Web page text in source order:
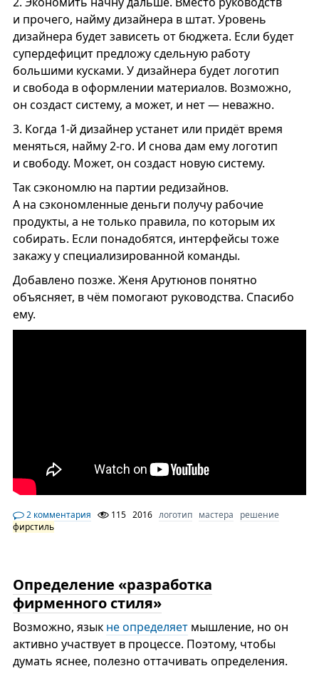
и прочего, найму дизайнера в штат. Уровень
дизайнера будет зависеть от бюджета. Если будет
супердефицит предложу сдельную работу
большими кусками. У дизайнера будет логотип
и свобода в оформлении материалов. Возможно,
он создаст систему, а может, и нет — неважно.
3. Когда 1-й дизайнер устанет или придёт время
меняться, найму 2-го. И снова дам ему логотип
и свободу. Может, он создаст новую систему.
Так сэкономлю на партии редизайнов.
А на сэкономленные деньги получу рабочие
продукты, а не только правила, по которым их
собирать. Если понадобятся, интерфейсы тоже
закажу у специализированной команды.
Добавлено позже. Женя Арутюнов понятно
объясняет, в чём помогают руководства. Спасибо
ему.
2 комментария 115 2016 логотип мастера
решение
фирстиль
Определение «разработка
фирменного стиля»
Возможно, язык не определяетмышление, но он
активно участвует в процессе. Поэтому, чтобы
думать яснее, полезно оттачивать определения.